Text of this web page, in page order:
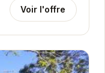
Voir l'offre